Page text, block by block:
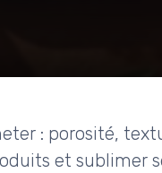
: porosité,
et sublimer